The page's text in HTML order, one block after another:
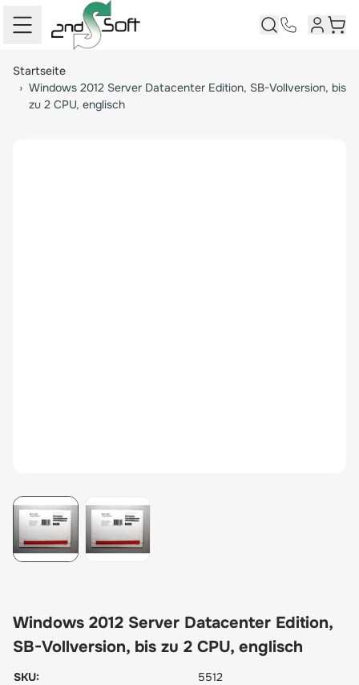
Startseite
› Windows 2012 Server Datacenter Edition, SB-Vollversion, bis
zu 2 CPU, englisch
View larger imageView larger image
Windows 2012 Server Datacenter Edition,
SB-Vollversion, bis zu 2 CPU, englisch
SKU: 5512